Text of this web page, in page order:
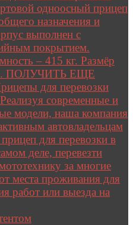
одноосный прицеп
назначения и
выполнен с
покрытием.
– 415 кг. Размёр
ПОЛУЧИТЬ ЕЩЕ
для перевозки
современные и
модели, наша компания
автовладельцам
для перевозки в
деле, перевезти
за многие
места проживания для
работ или выезда на